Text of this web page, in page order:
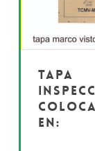
Tapa
en: